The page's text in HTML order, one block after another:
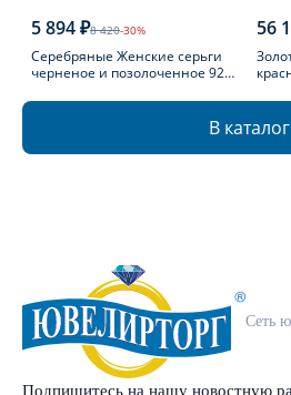
5 894 ₽8 420-30%
Серебряные Женские серьги
черненое и позолоченное 925
56
В каталог
Сеть
Подпишитесь на нашу новостную